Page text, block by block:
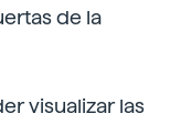
de la
visualizar las